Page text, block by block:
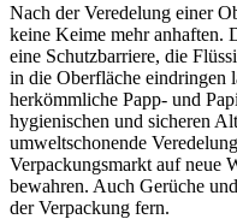
Nach der Veredelung einer
keine Keime mehr anhaften.
eine Schutzbarriere, die
in die Oberfläche eindringen
herkömmliche Papp- und
hygienischen und sicheren
umweltschonende
Verpackungsmarkt auf neue
bewahren. Auch Gerüche
der Verpackung fern.